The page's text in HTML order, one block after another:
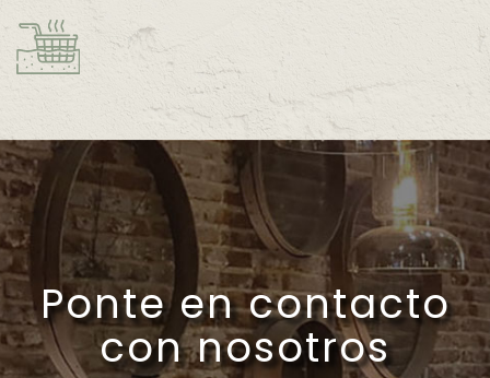
Ponte en contacto
con nosotros